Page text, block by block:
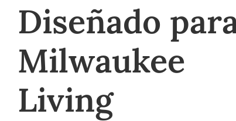
Diseñado
Milwaukee
Living